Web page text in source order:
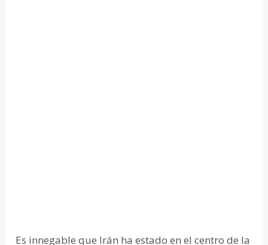
Es innegable que Irán ha estado en el centro de la